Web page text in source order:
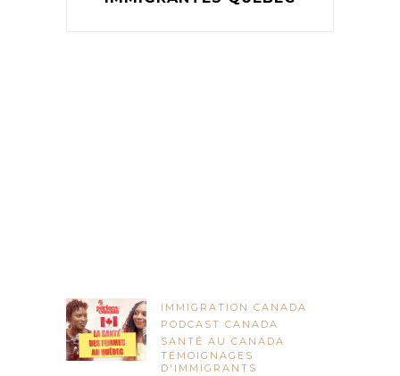
IMMIGRATION CANADA
PODCAST CANADA
SANTÉ AU CANADA
TÉMOIGNAGES
D'IMMIGRANTS